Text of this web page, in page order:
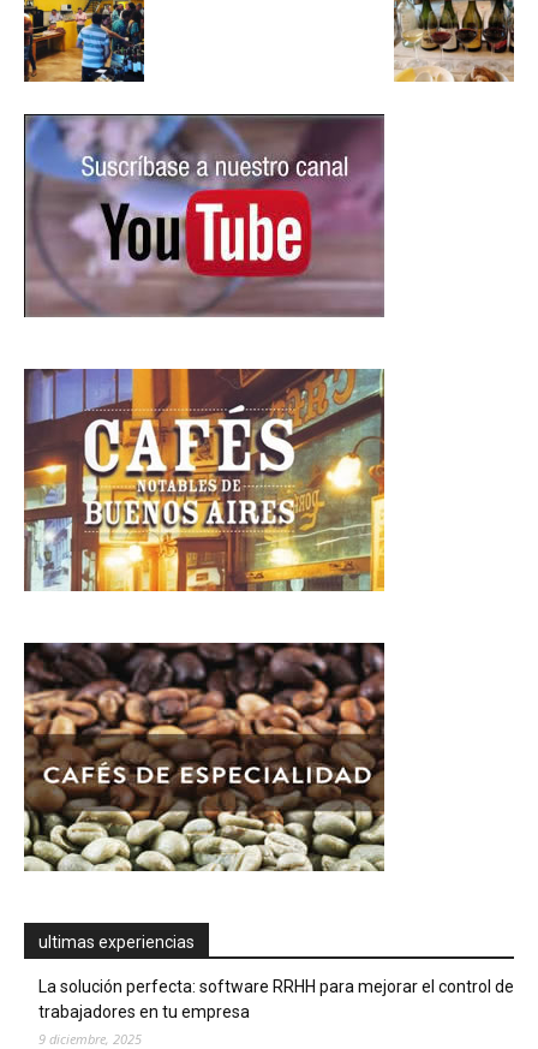
ultimas experiencias
La solución perfecta: software RRHH para mejorar el control de
trabajadores en tu empresa
9 diciembre, 2025